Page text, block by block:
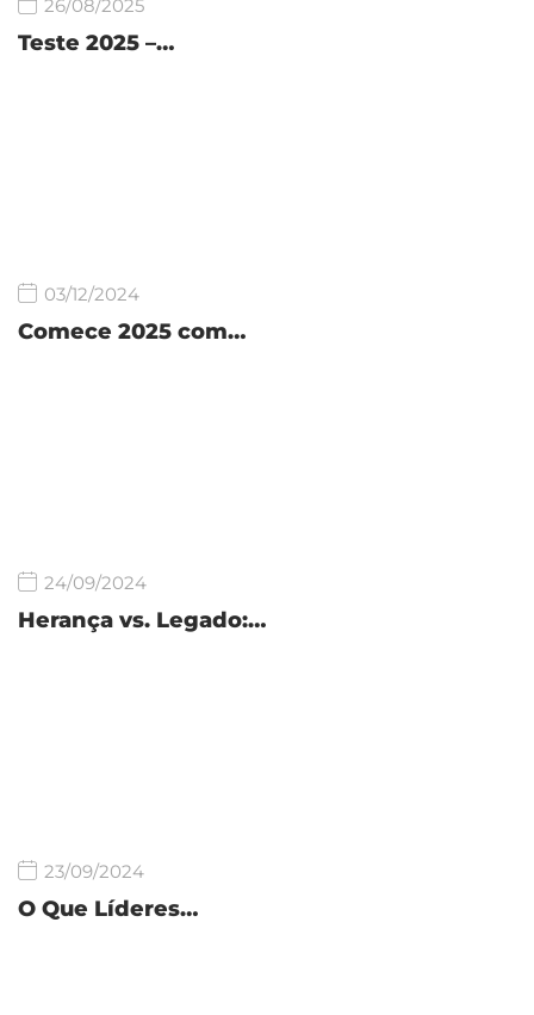
26/08/2025
Teste 2025 –…
03/12/2024
Comece 2025 com…
24/09/2024
Herança vs. Legado:…
23/09/2024
O Que Líderes…